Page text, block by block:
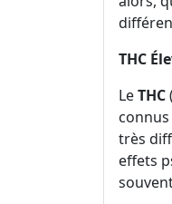
THC
LeTHC
très
effets